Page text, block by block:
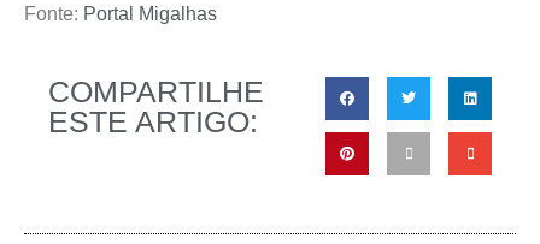
Fonte: Portal Migalhas
COMPARTILHE
ESTE ARTIGO: